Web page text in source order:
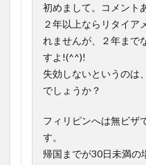
初めまして。コメント
２年以上ならリタイア
れませんが、２年まで
すよ!(^^)!
失効しないというのは
でしょうか？
フィリピンへは無ビザ
す。
帰国までが30日未満の